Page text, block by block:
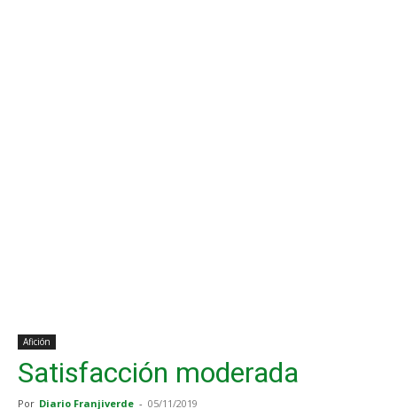
Afición
Satisfacción moderada
Por Diario Franjiverde - 05/11/2019